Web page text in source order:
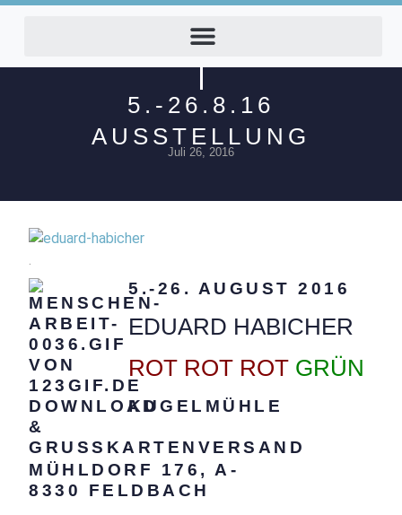
5.-26.8.16
AUSSTELLUNG
Juli 26, 2016
.
5.-26. AUGUST 2016
EDUARD HABICHER
ROT ROT ROT GRÜN
KUGELMÜHLE
.
MÜHLDORF 176, A-
8330 FELDBACH